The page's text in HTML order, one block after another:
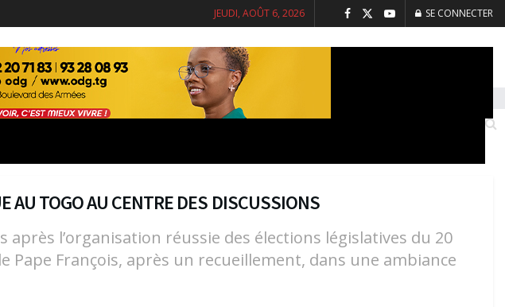
JEUDI, AOÛT 6, 2026 SE CONNECTER
EDUCATION INTERVIEWS SANTE
AU TOGO AU CENTRE DES DISCUSSIONS
après l’organisation réussie des élections législatives du 20
Pape François, après un recueillement, dans une ambiance